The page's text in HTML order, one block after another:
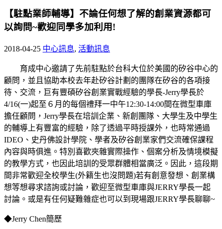
【駐點業師輔導】不論任何想了解的創業資源都可
以詢問~歡迎同學多加利用!
2018-04-25 中心訊息, 活動訊息
育成中心邀請了先前駐點於台科大位於美國的矽谷中心的
顧問，並且協助本校去年赴矽谷計劃的團隊在矽谷的各項接
待、交流，巨有豐碩矽谷創業實戰經驗的學長-Jerry學長於
4/16(一)起至６月的每個禮拜一中午12:30-14:00間在微型車庫
擔任顧問，Jerry學長在培訓企業、新創團隊、大學生及中學生
的輔導上有豐富的經驗，除了透過平時授課外，也時常通過
IDEO、史丹佛設計學院、學者及矽谷創業家們交流確保課程
內容與時俱進。特別喜歡夾雜實際操作、個案分析及情境模擬
的教學方式，也因此培訓的受眾群體相當廣泛。因此，這段期
間非常歡迎全校學生(外籍生也沒問題)若有創意發想、創業構
想等想尋求諮詢或討論，歡迎至微型車庫與JERRY學長一起
討論。或是有任何疑難雜症也可以到現場跟JERRY學長聊聊~
◆Jerry Chen簡歷